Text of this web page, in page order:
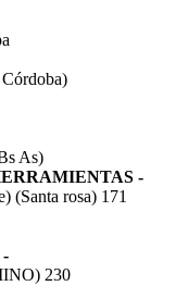
As)
-
(Santa rosa) 171
-
230